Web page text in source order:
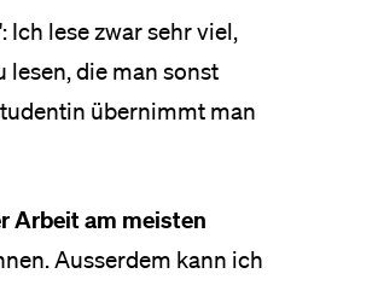
lese zwar sehr viel,
lesen, die man sonst
übernimmt man
Arbeit am meisten
Ausserdem kann ich